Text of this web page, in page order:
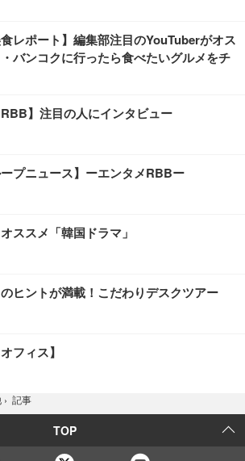
食レポート】編集部注目のYouTuberがオス
バンコクに行ったら食べたいグルメをチ
RBB】注目の人にインタビュー
ープニュース】ーエンタメRBBー
ススメ「韓国ドラマ」
ヒントが満載！こだわりデスクツアー
フィス】
› 記事
TOP